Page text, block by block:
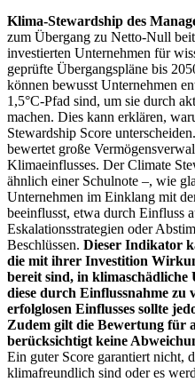
Klima-Stewardship des
zum Übergang zu Netto-Null
investierten Unternehmen für
geprüfte Übergangspläne bis
können bewusst Unternehmen
1,5°C-Pfad sind, um sie durch
machen. Dies kann erklären,
Stewardship Score
bewertet große
Klimaeinflusses. Der Climate
ähnlich einer Schulnote –, wie
Unternehmen im Einklang mit
beeinflusst, etwa durch Einfluss
Eskalationsstrategien oder
Beschlüssen. Dieser Indikator
die mit ihrer Investition
bereit sind, in klimaschädliche
diese durch Einflussnahme zu
erfolglosen Einflusses sollte
Zudem gilt die Bewertung für
berücksichtigt keine
Ein guter Score garantiert nicht,
klimafreundlich sind oder es